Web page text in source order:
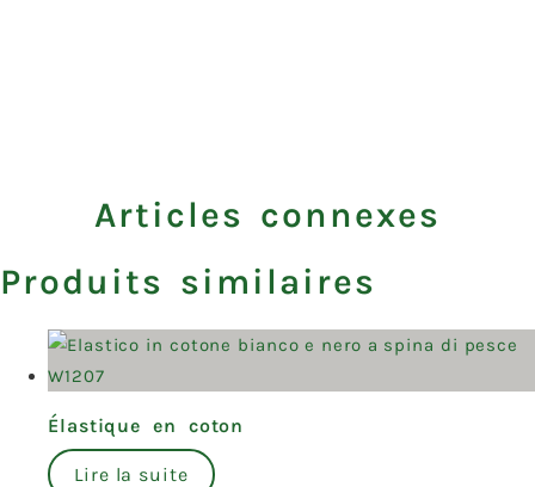
Articles connexes
Produits similaires
Élastique en coton
Lire la suite